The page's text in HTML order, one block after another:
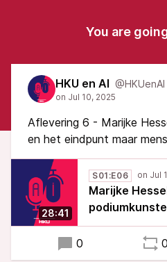
You are
HKU en AI @HKUenAI
Aflevering 6 - Marijke
en het eindpunt maar
28:41
S01:E06
Marijke
0 0